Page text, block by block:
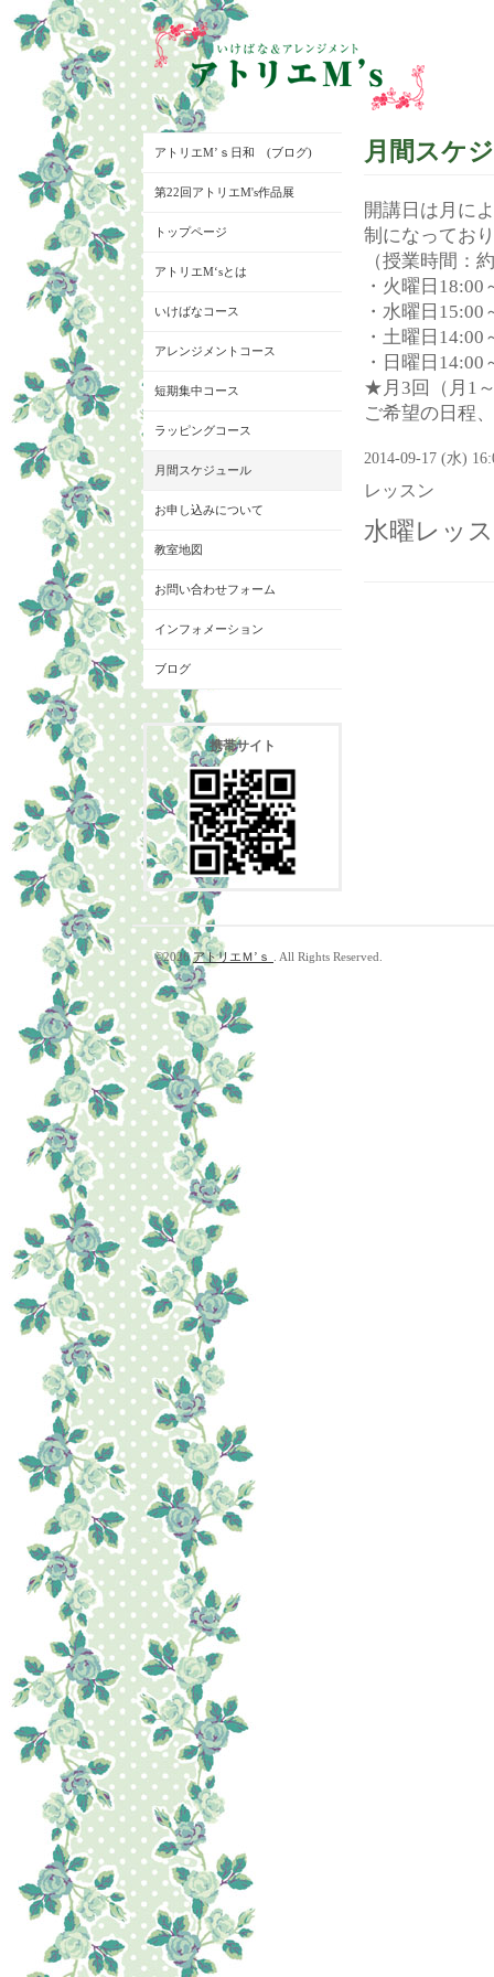
月間スケ
開講日は月に
制になってお
（授業時間：
・火曜日18:00
・水曜日15:00
・土曜日14:00
・日曜日14:00
★月3回（月1
ご希望の日程
2014-09-17 (水)
レッスン
水曜レッ
アトリエM’ｓ日和 (ブログ)
第22回アトリエM's作品展
トップページ
アトリエM‘sとは
いけばなコース
アレンジメントコース
短期集中コース
ラッピングコース
月間スケジュール
お申し込みについて
教室地図
お問い合わせフォーム
インフォメーション
ブログ
携帯サイト
©2026アトリエＭ’ｓ . All Rights Reserved.